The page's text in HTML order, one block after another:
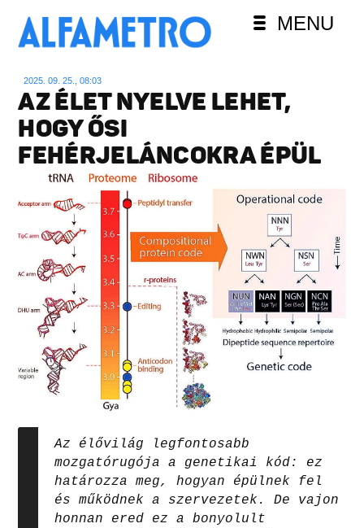
MENU
2025. 09. 25., 08:03
AZ ÉLET NYELVE LEHET,
HOGY ŐSI
FEHÉRJELÁNCOKRA ÉPÜL
Az élővilág legfontosabb
mozgatórugója a genetikai kód: ez
határozza meg, hogyan épülnek fel
és működnek a szervezetek. De vajon
honnan ered ez a bonyolult